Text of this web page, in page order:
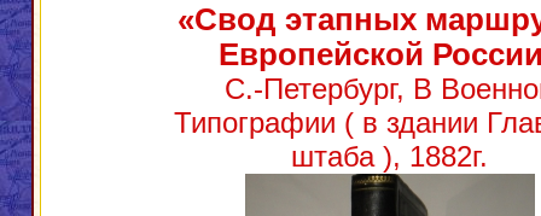
«Свод этапных
Европейской
С.-Петербург, В
Типографии ( в здании
штаба ), 1882г.